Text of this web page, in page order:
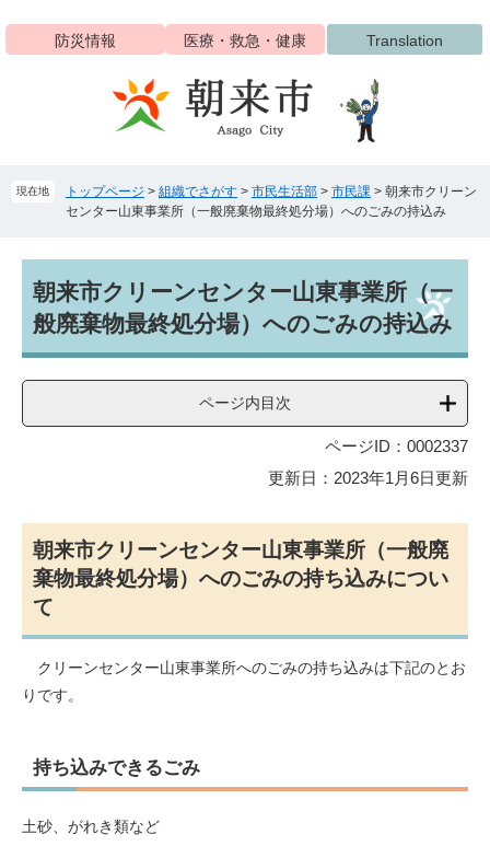
ジ
ュ
防災情報 医療・救急・健康 Translation
現在地 トップページ > 組織でさがす > 市民生活部 > 市民課 > 朝来市クリーン
センター山東事業所（一般廃棄物最終処分場）へのごみの持込み
文朝来市クリーンセンター山東事業所（一
般廃棄物最終処分場）へのごみの持込み
ページ内目次
ページID：0002337
更新日：2023年1月6日更新
朝来市クリーンセンター山東事業所（一般廃
棄物最終処分場）へのごみの持ち込みについ
て
クリーンセンター山東事業所へのごみの持ち込みは下記のとお
りです。
持ち込みできるごみ
土砂、がれき類など